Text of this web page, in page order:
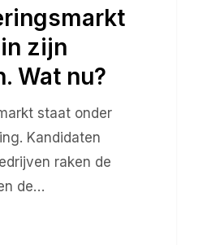
zijn
Wat nu?
staat onder
Kandidaten
raken de
de…